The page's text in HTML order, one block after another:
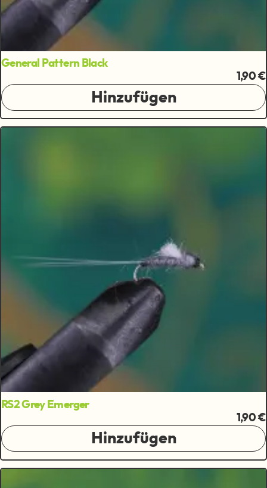
General Pattern Black
1,90 €
Hinzufügen
RS2 Grey Emerger
1,90 €
Hinzufügen